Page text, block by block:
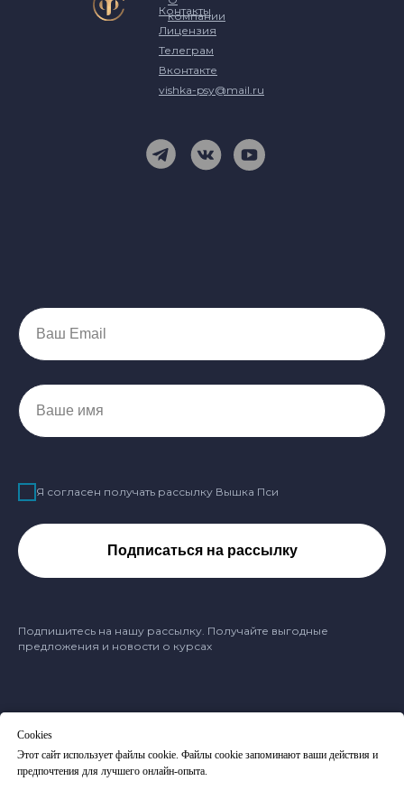
Cookies
Этот сайт использует файлы cookie. Файлы cookie запоминают ваши действия и
предпочтения для лучшего онлайн-опыта.
Контакты
Лицензия
Телеграм
Вконтакте
vishka-psy@mail.ru
компании
Ваш Email
Ваше имя
Я согласен получать рассылку Вышка Пси
Подписаться на рассылку
Подпишитесь на нашу рассылку. Получайте выгодные
предложения и новости о курсах
Оферта
Политика обработки персональных данных
Вы можете отозвать согласие, написав на